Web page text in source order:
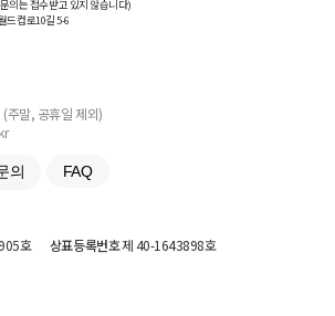
의는 접수받고 있지 않습니다)
드컵로10길5-6
주말, 공휴일 제외)
의 FAQ
호 상표등록번호제 40-1643898호